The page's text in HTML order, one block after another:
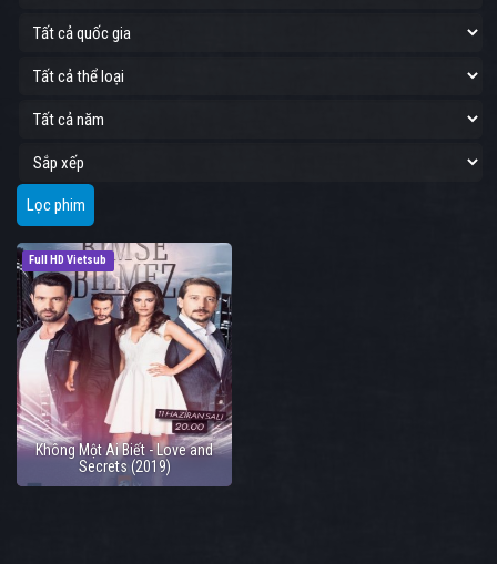
Lọc phim
Full HD Vietsub
Không Một Ai Biết - Love and
Secrets (2019)